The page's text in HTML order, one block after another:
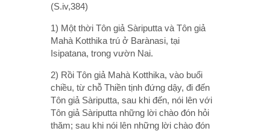
(S.iv,384)
1) Một thời Tôn giả Sàriputta và Tôn giả
Mahà Kotthika trú ở Barànasi, tại
Isipatana, trong vườn Nai.
2) Rồi Tôn giả Mahà Kotthika, vào buổi
chiều, từ chỗ Thiền tịnh đứng dậy, đi đến
Tôn giả Sàriputta, sau khi đến, nói lên với
Tôn giả Sàriputta những lời chào đón hỏi
thăm; sau khi nói lên những lời chào đón